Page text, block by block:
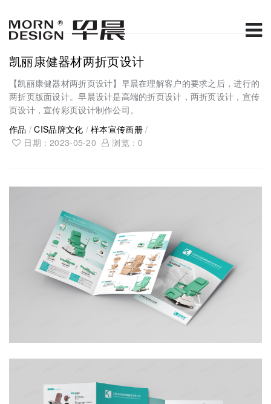
凯丽康健器材两折页设计
【凯丽康健器材两折页设计】早晨在理解客户的要求之后，进行的
两折页版面设计。早晨设计是高端的折页设计，两折页设计，宣传
页设计，宣传彩页设计制作公司。
作品 /CIS品牌文化 /样本宣传画册/
日期：2023-05-20
浏览：0